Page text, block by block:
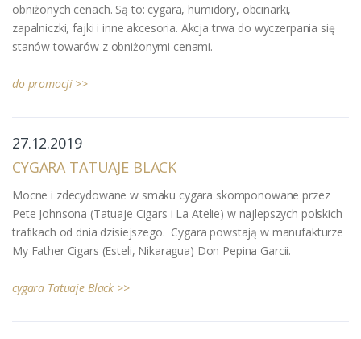
obniżonych cenach. Są to: cygara, humidory, obcinarki,
zapalniczki, fajki i inne akcesoria. Akcja trwa do wyczerpania się
stanów towarów z obniżonymi cenami.
do promocji >>
27.12.2019
CYGARA TATUAJE BLACK
Mocne i zdecydowane w smaku cygara skomponowane przez
Pete Johnsona (Tatuaje Cigars i La Atelie) w najlepszych polskich
trafikach od dnia dzisiejszego. Cygara powstają w manufakturze
My Father Cigars (Esteli, Nikaragua) Don Pepina Garcii.
cygara Tatuaje Black >>